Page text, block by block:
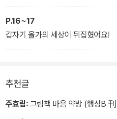
아기는 올가는 그걸 안다는 걸 알고
머리를 올려 묶은 아주머니는 낚시
요.
선글라스를 낀 남자는 오늘의 운세
P.16~17
갑자기 올가의 세상이 뒤집혔어요!
추천글
주효림: 그림책 마음 약방 (행성B